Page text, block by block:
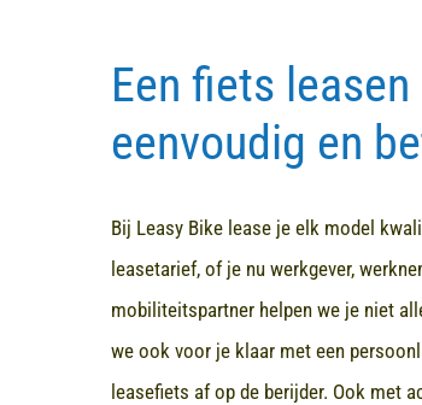
Een fiets leasen
eenvoudig en
Bij Leasy Bike lease je elk model
leasetarief, of je nu werkgever,
mobiliteitspartner helpen we je niet
we ook voor je klaar met een
leasefiets af op de berijder. Ook met